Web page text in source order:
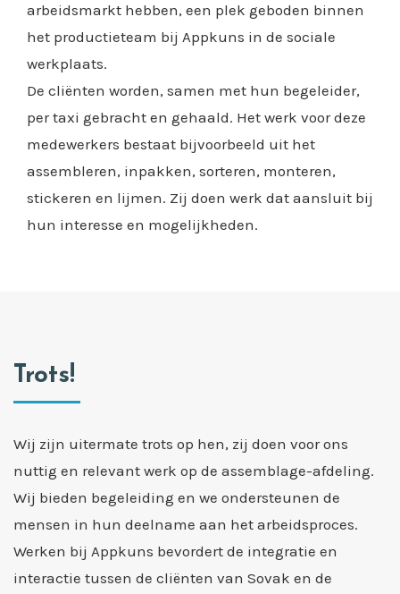
arbeidsmarkt hebben, een plek geboden binnen
het productieteam bij Appkuns in de sociale
werkplaats.
De cliënten worden, samen met hun begeleider,
per taxi gebracht en gehaald. Het werk voor deze
medewerkers bestaat bijvoorbeeld uit het
assembleren, inpakken, sorteren, monteren,
stickeren en lijmen. Zij doen werk dat aansluit bij
hun interesse en mogelijkheden.
Trots!
Wij zijn uitermate trots op hen, zij doen voor ons
nuttig en relevant werk op de assemblage-afdeling.
Wij bieden begeleiding en we ondersteunen de
mensen in hun deelname aan het arbeidsproces.
Werken bij Appkuns bevordert de integratie en
interactie tussen de cliënten van Sovak en de